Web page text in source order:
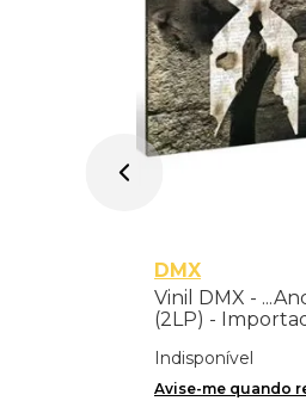
DMX
Vinil DMX -
(2LP) -
Indisponível
Avise-me quando